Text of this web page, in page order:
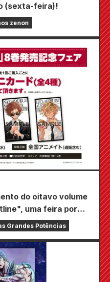
(sexta-feira)!
zenon
do oitavo volume
uma feira por
nas lojas
a partir de 20 de
adquirir um mini
(4 tipos no
Grandes Potências